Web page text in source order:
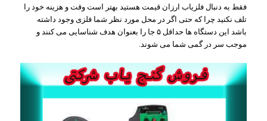
فقط به دنبال فلزیاب ارزان قیمت هستید بهتر است وقت و هزینه خود را
تلف نکنید چرا که حتی اگر در محل مورد نظر شما فلزی وجود داشته
باشد این دستگاه ها حداقل ۵ جا را بعنوان هدف شناسایی می کنند و
موجب سر در گمی شما می شوند.